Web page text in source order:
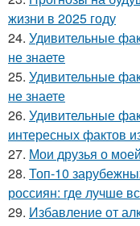
жизни в 2025 году
24. Удивительные
не знаете
25. Удивительные
не знаете
26. Удивительные
интересных фактов
27. Мои друзья о
28. Топ-10
россиян: где лучше
29. Избавление от